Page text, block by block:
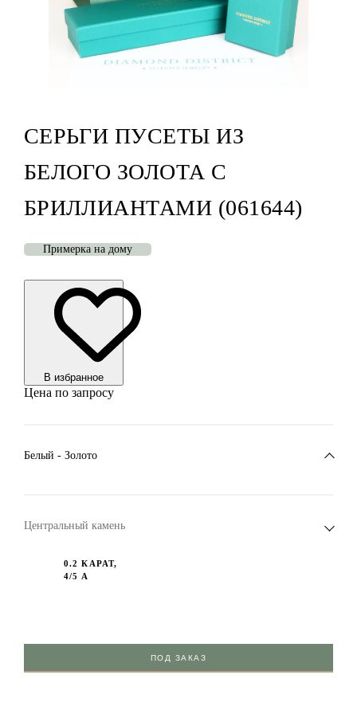
СЕРЬГИ ПУСЕТЫ ИЗ
БЕЛОГО ЗОЛОТА С
БРИЛЛИАНТАМИ (061644)
Примерка на дому
В избранноe
Цена по запросу
Белый - Золото
Центральный камень
0.2 КАРАТ,
4/5 А
ПОД ЗАКАЗ